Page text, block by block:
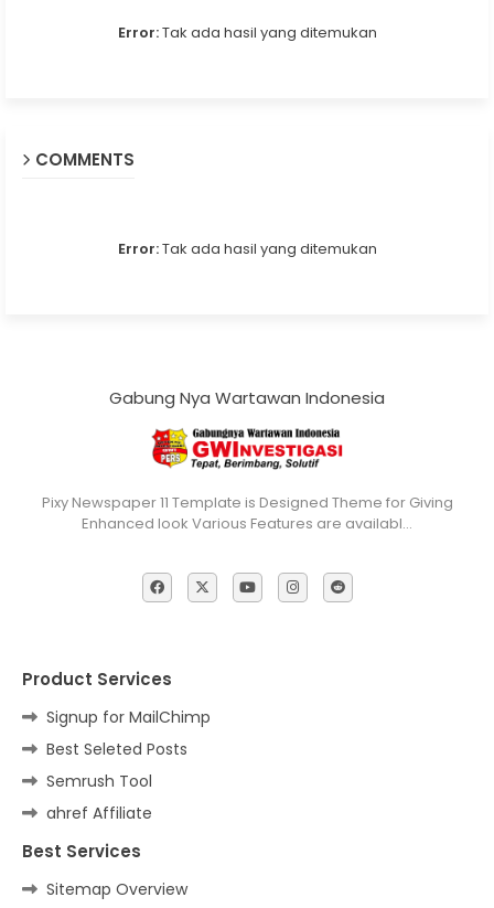
Error:Tak ada hasil yang ditemukan
COMMENTS
Error:Tak ada hasil yang ditemukan
Gabung Nya Wartawan Indonesia
Pixy Newspaper 11 Template is Designed Theme for Giving
Enhanced look Various Features are availabl…
Product Services
Signup for MailChimp
Best Seleted Posts
Semrush Tool
ahref Affiliate
Best Services
Sitemap Overview